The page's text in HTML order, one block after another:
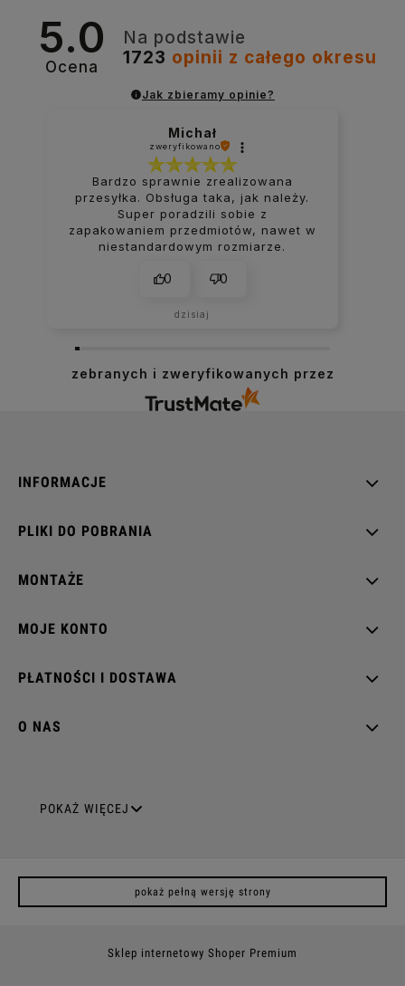
5.0
Ocena
Na podstawie
1723 opinii z całego okresu
Jak zbieramy opinie?
Michał
zweryfikowano
Bardzo sprawnie zrealizowana
przesyłka. Obsługa taka, jak należy.
Super poradzili sobie z
zapakowaniem przedmiotów, nawet w
niestandardowym rozmiarze.
0 0
dzisiaj
zebranych i zweryfikowanych przez
INFORMACJE
PLIKI DO POBRANIA
MONTAŻE
MOJE KONTO
PŁATNOŚCI I DOSTAWA
O NAS
GNIAZDA ELEKTRYCZNE
Gniazda podwójne z uziemieniem
POKAŻ WIĘCEJ
pokaż pełną wersję strony
Sklep internetowy Shoper Premium